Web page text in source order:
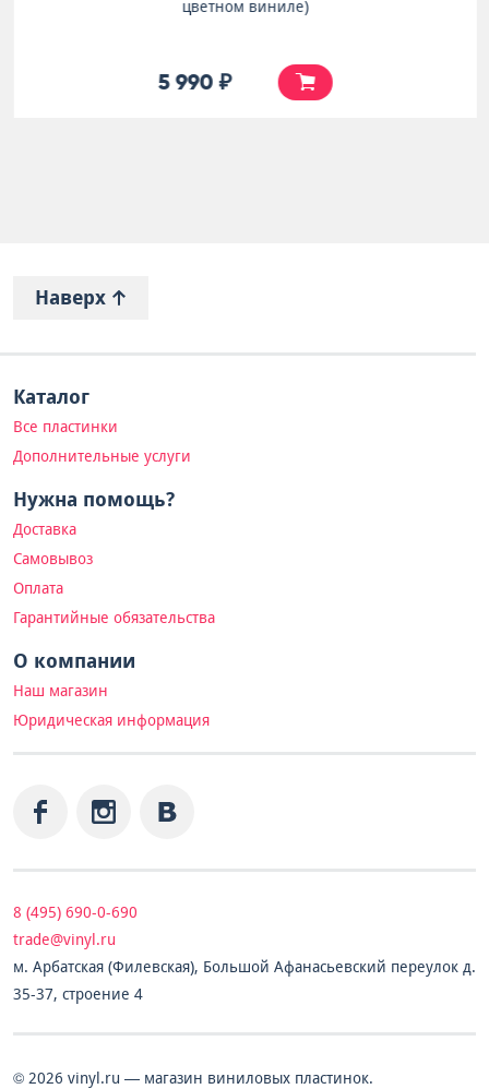
цветном виниле)
5 990 ₽
Наверх
Каталог
Все пластинки
Дополнительные услуги
Нужна помощь?
Доставка
Самовывоз
Оплата
Гарантийные обязательства
О компании
Наш магазин
Юридическая информация
8 (495) 690-0-690
trade@vinyl.ru
м. Арбатская (Филевская), Большой Афанасьевский переулок д.
35-37, строение 4
© 2026 vinyl.ru — магазин виниловых пластинок.